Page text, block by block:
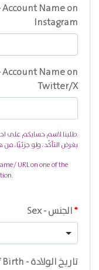
Instagram
Twitter/X
.طلبنا لاسم حسابكم على
بغرض التأكّد، ولو جزئيّا،
URL on one of the
Date of Birth - تاريخ الولادة